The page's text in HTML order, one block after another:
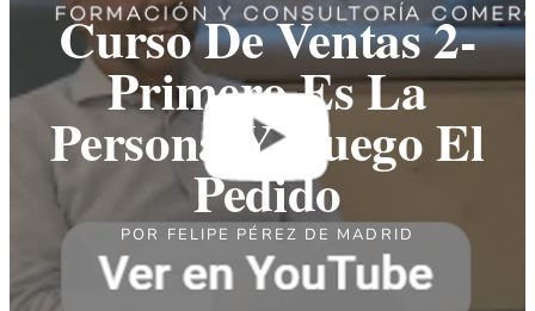
Curso De Ventas 2-
Primero Es La
Persona Y Luego El
Pedido
POR FELIPE PÉREZ DE MADRID